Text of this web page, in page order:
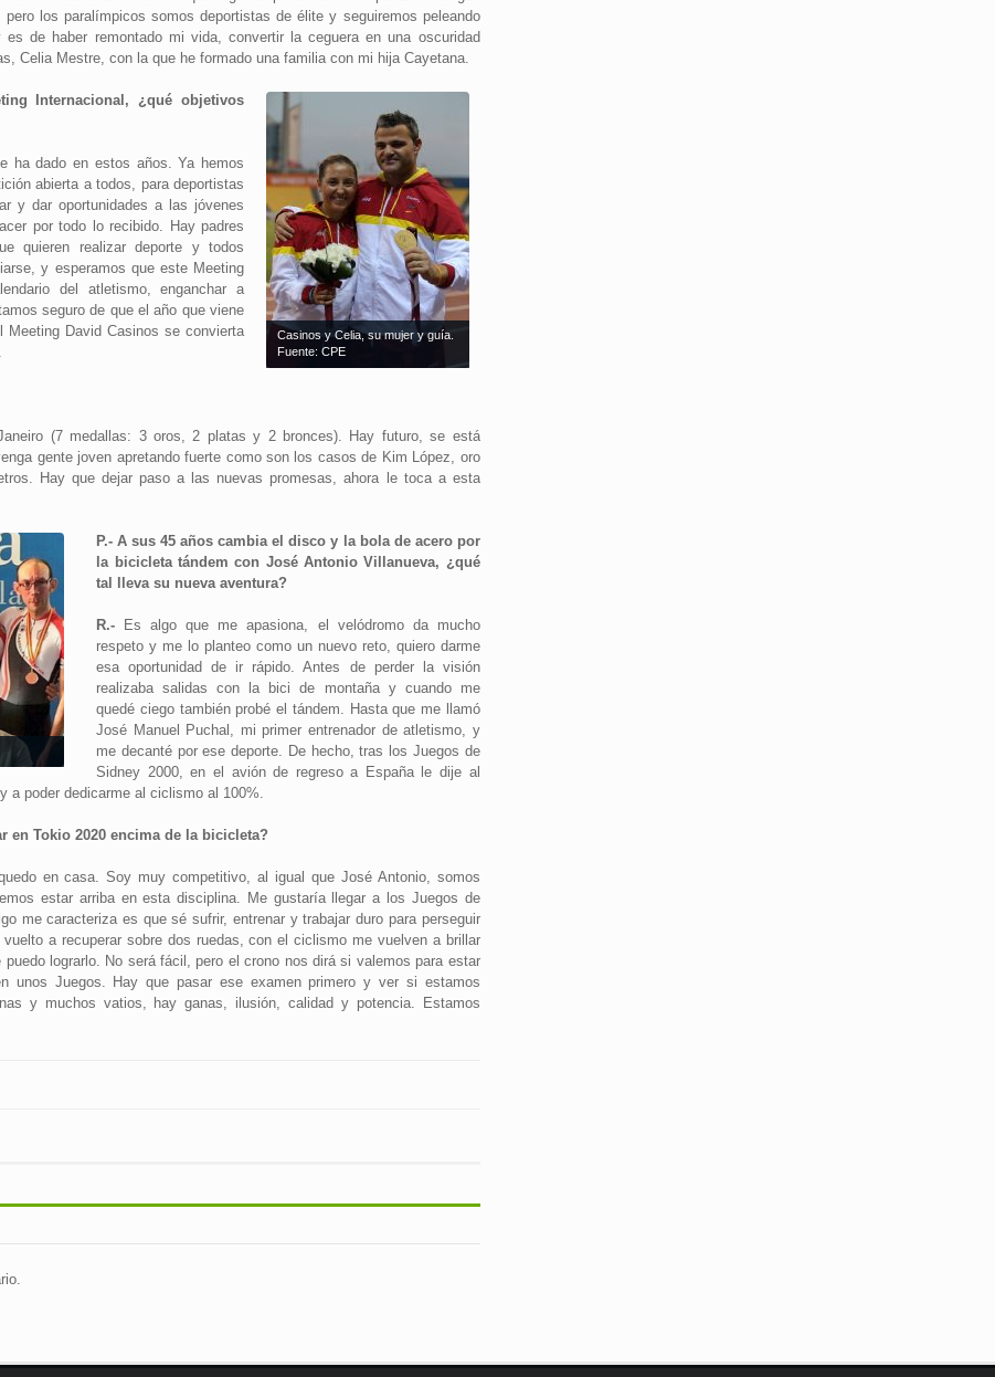
los paralímpicos somos deportistas de élite y seguiremos peleando
de haber remontado mi vida, convertir la ceguera en una oscuridad
Celia Mestre, con la que he formado una familia con mi hija Cayetana.
Casinos y Celia, su mujer y guía.
Fuente: CPE
Internacional, ¿qué objetivos
dado en estos años. Ya hemos
abierta a todos, para deportistas
y dar oportunidades a las jóvenes
por todo lo recibido. Hay padres
quieren realizar deporte y todos
y esperamos que este Meeting
del atletismo, enganchar a
seguro de que el año que viene
David Casinos se convierta
(7 medallas: 3 oros, 2 platas y 2 bronces). Hay futuro, se está
gente joven apretando fuerte como son los casos de Kim López, oro
Hay que dejar paso a las nuevas promesas, ahora le toca a esta
P.- A sus 45 años cambia el disco y la bola de acero por
la bicicleta tándem con José Antonio Villanueva, ¿qué
tal lleva su nueva aventura?
R.- Es algo que me apasiona, el velódromo da mucho
respeto y me lo planteo como un nuevo reto, quiero darme
esa oportunidad de ir rápido. Antes de perder la visión
realizaba salidas con la bici de montaña y cuando me
quedé ciego también probé el tándem. Hasta que me llamó
José Manuel Puchal, mi primer entrenador de atletismo, y
me decanté por ese deporte. De hecho, tras los Juegos de
Sidney 2000, en el avión de regreso a España le dije al
a poder dedicarme al ciclismo al 100%.
en Tokio 2020 encima de la bicicleta?
en casa. Soy muy competitivo, al igual que José Antonio, somos
estar arriba en esta disciplina. Me gustaría llegar a los Juegos de
me caracteriza es que sé sufrir, entrenar y trabajar duro para perseguir
a recuperar sobre dos ruedas, con el ciclismo me vuelven a brillar
lograrlo. No será fácil, pero el crono nos dirá si valemos para estar
unos Juegos. Hay que pasar ese examen primero y ver si estamos
y muchos vatios, hay ganas, ilusión, calidad y potencia. Estamos